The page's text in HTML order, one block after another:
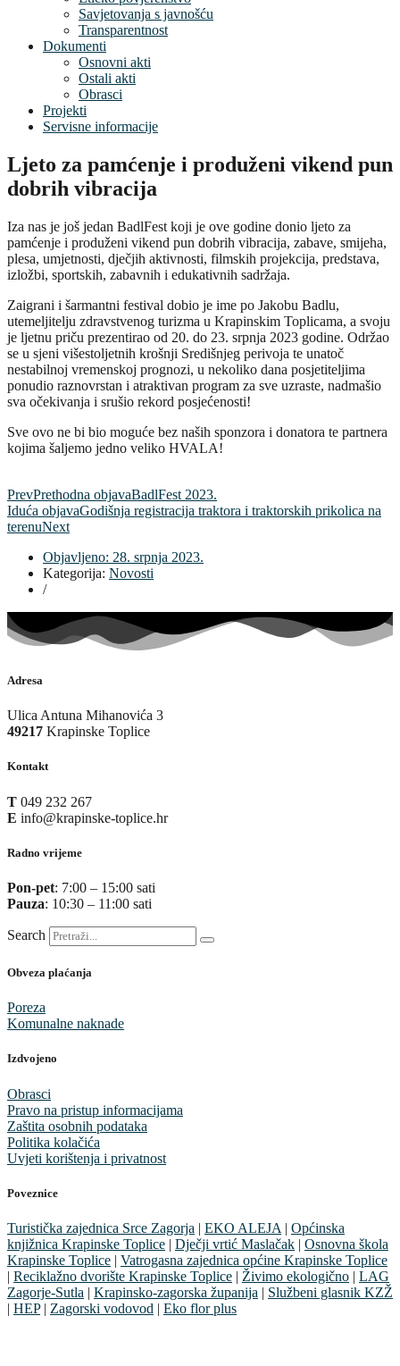
Savjetovanja s javnošću
Transparentnost
Dokumenti
Osnovni akti
Ostali akti
Obrasci
Projekti
Servisne informacije
Ljeto za pamćenje i produženi vikend pun
dobrih vibracija
Iza nas je još jedan BadlFest koji je ove godine donio ljeto za
pamćenje i produženi vikend pun dobrih vibracija, zabave, smijeha,
plesa, umjetnosti, dječjih aktivnosti, filmskih projekcija, predstava,
izložbi, sportskih, zabavnih i edukativnih sadržaja.
Zaigrani i šarmantni festival dobio je ime po Jakobu Badlu,
utemeljitelju zdravstvenog turizma u Krapinskim Toplicama, a svoju
je ljetnu priču prezentirao od 20. do 23. srpnja 2023 godine. Održao
se u sjeni višestoljetnih krošnji Središnjeg perivoja te unatoč
nestabilnoj vremenskoj prognozi, u nekoliko dana posjetiteljima
ponudio raznovrstan i atraktivan program za sve uzraste, nadmašio
sva očekivanja i srušio rekord posjećenosti!
Sve ovo ne bi bio moguće bez naših sponzora i donatora te partnera
kojima šaljemo jedno veliko HVALA!
PrevPrethodna objavaBadlFest 2023.
Iduća objavaGodišnja registracija traktora i traktorskih prikolica na
terenuNext
Objavljeno: 28. srpnja 2023.
Kategorija: Novosti
/
Adresa
Ulica Antuna Mihanovića 3
49217 Krapinske Toplice
Kontakt
T 049 232 267
E info@krapinske-toplice.hr
Radno vrijeme
Pon-pet: 7:00 – 15:00 sati
Pauza: 10:30 – 11:00 sati
Search
Obveza plaćanja
Poreza
Komunalne naknade
Izdvojeno
Obrasci
Pravo na pristup informacijama
Zaštita osobnih podataka
Politika kolačića
Uvjeti korištenja i privatnost
Poveznice
Turistička zajednica Srce Zagorja | EKO ALEJA | Općinska
knjižnica Krapinske Toplice | Dječji vrtić Maslačak | Osnovna škola
Krapinske Toplice | Vatrogasna zajednica općine Krapinske Toplice
| Reciklažno dvorište Krapinske Toplice | Živimo ekologično | LAG
Zagorje-Sutla | Krapinsko-zagorska županija | Službeni glasnik KZŽ
| HEP| Zagorski vodovod | Eko flor plus